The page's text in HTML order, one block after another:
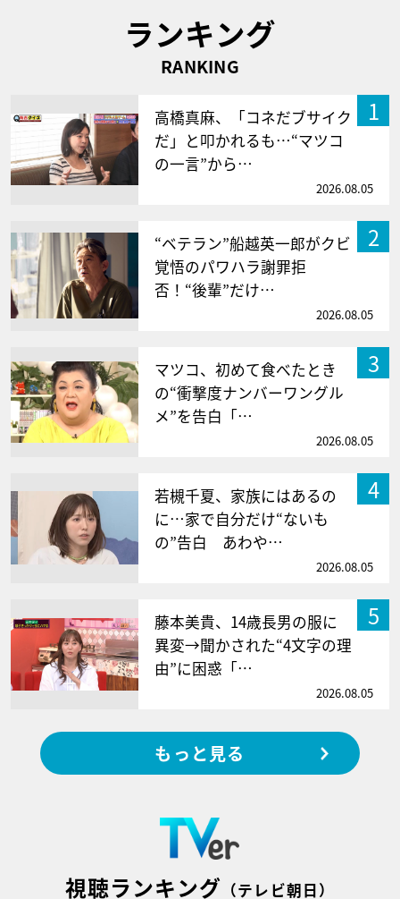
ランキング
RANKING
1
高橋真麻、「コネだブサイク
だ」と叩かれるも…“マツコ
の一言”から…
2026.08.05
2
“ベテラン”船越英一郎がクビ
覚悟のパワハラ謝罪拒
否！“後輩”だけ…
2026.08.05
3
マツコ、初めて食べたとき
の“衝撃度ナンバーワングル
メ”を告白「…
2026.08.05
4
若槻千夏、家族にはあるの
に…家で自分だけ“ないも
の”告白 あわや…
2026.08.05
5
藤本美貴、14歳長男の服に
異変→聞かされた“4文字の理
由”に困惑「…
2026.08.05
もっと見る
視聴ランキング （テレビ朝日）